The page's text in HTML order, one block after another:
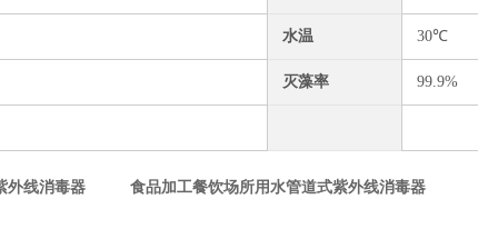
水温 30℃
灭藻率 99.9%
外线消毒器
食品加工餐饮场所用水管道式紫外线消毒器